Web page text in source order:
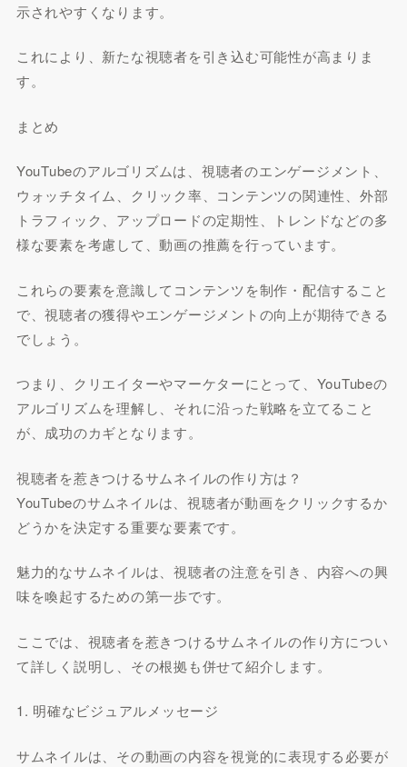
示されやすくなります。
これにより、新たな視聴者を引き込む可能性が高まりま
す。
まとめ
YouTubeのアルゴリズムは、視聴者のエンゲージメント、
ウォッチタイム、クリック率、コンテンツの関連性、外部
トラフィック、アップロードの定期性、トレンドなどの多
様な要素を考慮して、動画の推薦を行っています。
これらの要素を意識してコンテンツを制作・配信すること
で、視聴者の獲得やエンゲージメントの向上が期待できる
でしょう。
つまり、クリエイターやマーケターにとって、YouTubeの
アルゴリズムを理解し、それに沿った戦略を立てること
が、成功のカギとなります。
視聴者を惹きつけるサムネイルの作り方は？
YouTubeのサムネイルは、視聴者が動画をクリックするか
どうかを決定する重要な要素です。
魅力的なサムネイルは、視聴者の注意を引き、内容への興
味を喚起するための第一歩です。
ここでは、視聴者を惹きつけるサムネイルの作り方につい
て詳しく説明し、その根拠も併せて紹介します。
1. 明確なビジュアルメッセージ
サムネイルは、その動画の内容を視覚的に表現する必要が